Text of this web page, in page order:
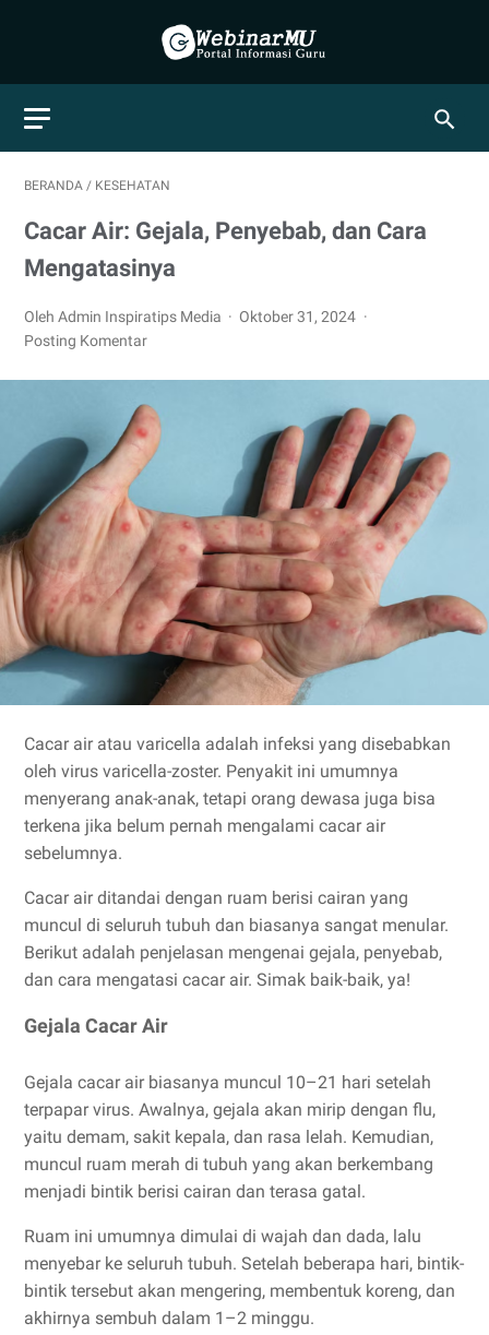
BERANDA / KESEHATAN
Cacar Air: Gejala, Penyebab, dan Cara
Mengatasinya
Oleh Admin Inspiratips Media
Oktober 31, 2024
Posting Komentar
Cacar air atau varicella adalah infeksi yang disebabkan
oleh virus varicella-zoster. Penyakit ini umumnya
menyerang anak-anak, tetapi orang dewasa juga bisa
terkena jika belum pernah mengalami cacar air
sebelumnya.
Cacar air ditandai dengan ruam berisi cairan yang
muncul di seluruh tubuh dan biasanya sangat menular.
Berikut adalah penjelasan mengenai gejala, penyebab,
dan cara mengatasi cacar air. Simak baik-baik, ya!
Gejala Cacar Air
Gejala cacar air biasanya muncul 10–21 hari setelah
terpapar virus. Awalnya, gejala akan mirip dengan flu,
yaitu demam, sakit kepala, dan rasa lelah. Kemudian,
muncul ruam merah di tubuh yang akan berkembang
menjadi bintik berisi cairan dan terasa gatal.
Ruam ini umumnya dimulai di wajah dan dada, lalu
menyebar ke seluruh tubuh. Setelah beberapa hari, bintik-
bintik tersebut akan mengering, membentuk koreng, dan
akhirnya sembuh dalam 1–2 minggu.